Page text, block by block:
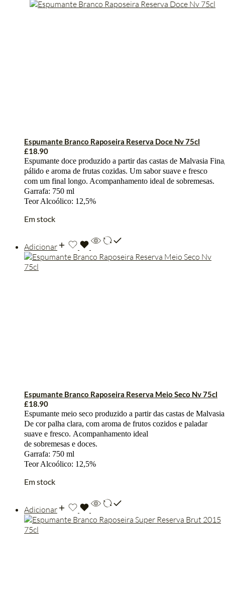
Espumante Branco Raposeira Reserva Doce Nv 75cl
£18.90
Espumante doce produzido a partirdas castas de Malvasia
pálido e aroma de frutas cozidas. Um sabor suave e fresco
com um final longo. Acompanhamento ideal de sobremesas.
Garrafa: 750 ml
Teor Alcoólico: 12,5%
Em stock
Adicionar
Espumante Branco Raposeira Reserva Meio Seco Nv 75cl
£18.90
Espumante meio seco produzido a partirdas castas de Malvasia
De cor palha clara, com aroma de frutos cozidos e paladar
suave e fresco. Acompanhamento ideal
de sobremesas e doces.
Garrafa: 750 ml
Teor Alcoólico: 12,5%
Em stock
Adicionar